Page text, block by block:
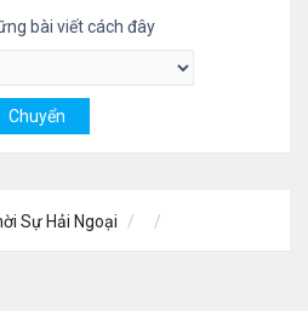
bài viết cách đây
Sự Hải Ngoại